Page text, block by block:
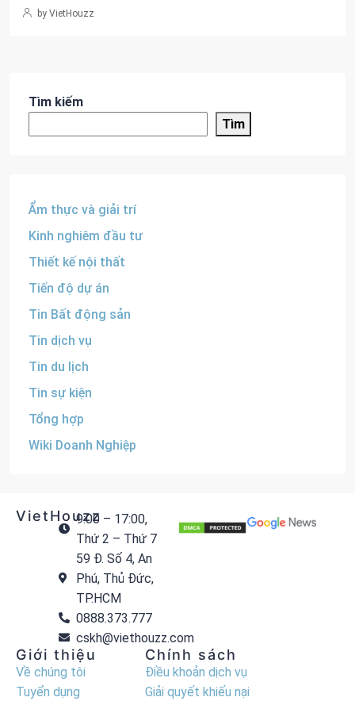
by VietHouzz
Tìm kiếm
Tìm
Ẩm thực và giải trí
Kinh nghiêm đầu tư
Thiết kế nội thất
Tiến độ dự án
Tin Bất động sản
Tin dịch vụ
Tin du lịch
Tin sự kiện
Tổng hợp
Wiki Doanh Nghiệp
VietHouzz9:00 – 17:00,
Thứ 2 – Thứ 7
59 Đ. Số 4, An
Phú, Thủ Đức,
TP.HCM
0888.373.777
cskh@viethouzz.com
Giới thiệu
Về chúng tôi
Tuyển dụng
Chính sách
Điều khoản dịch vụ
Giải quyết khiếu nại